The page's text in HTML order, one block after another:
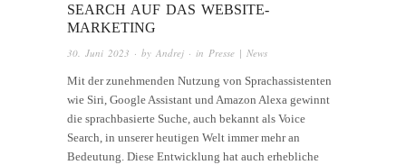
SEARCH AUF DAS WEBSITE-
MARKETING
30. Juni 2023 · by Andrej · in Presse | News
Mit der zunehmenden Nutzung von Sprachassistenten
wie Siri, Google Assistant und Amazon Alexa gewinnt
die sprachbasierte Suche, auch bekannt als Voice
Search, in unserer heutigen Welt immer mehr an
Bedeutung. Diese Entwicklung hat auch erhebliche